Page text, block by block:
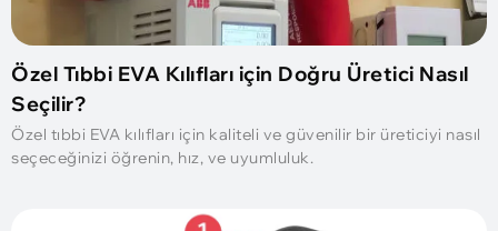
Özel Tıbbi EVA Kılıfları için Doğru Üretici Nasıl
Seçilir?
Özel tıbbi EVA kılıfları için kaliteli ve güvenilir bir üreticiyi nasıl
seçeceğinizi öğrenin, hız, ve uyumluluk.